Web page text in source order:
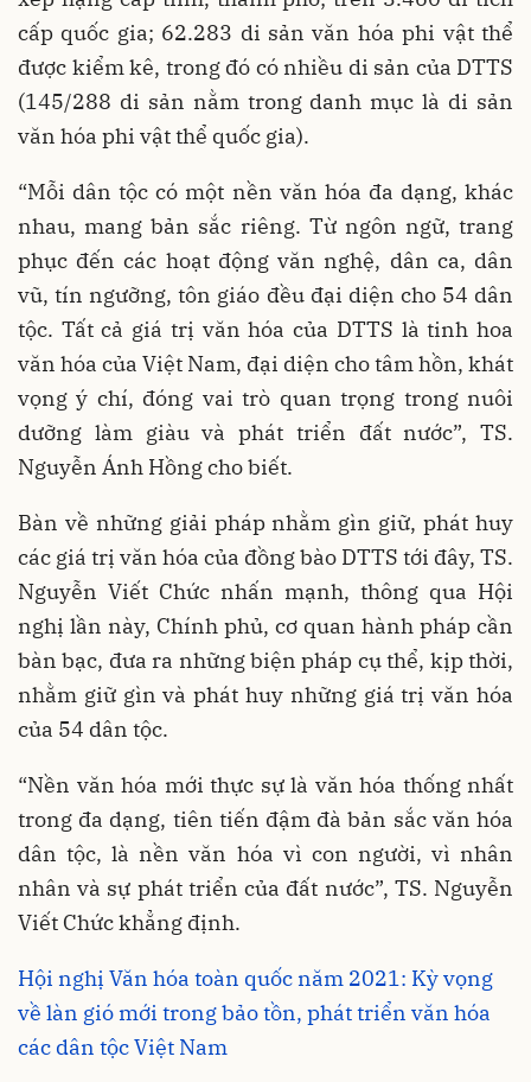
cấp quốc gia; 62.283 di sản văn hóa phi vật thể
được kiểm kê, trong đó có nhiều di sản của DTTS
(145/288 di sản nằm trong danh mục là di sản
văn hóa phi vật thể quốc gia).
“Mỗi dân tộc có một nền văn hóa đa dạng, khác
nhau, mang bản sắc riêng. Từ ngôn ngữ, trang
phục đến các hoạt động văn nghệ, dân ca, dân
vũ, tín ngưỡng, tôn giáo đều đại diện cho 54 dân
tộc. Tất cả giá trị văn hóa của DTTS là tinh hoa
văn hóa của Việt Nam, đại diện cho tâm hồn, khát
vọng ý chí, đóng vai trò quan trọng trong nuôi
dưỡng làm giàu và phát triển đất nước”, TS.
Nguyễn Ánh Hồng cho biết.
Bàn về những giải pháp nhằm gìn giữ, phát huy
các giá trị văn hóa của đồng bào DTTS tới đây, TS.
Nguyễn Viết Chức nhấn mạnh, thông qua Hội
nghị lần này, Chính phủ, cơ quan hành pháp cần
bàn bạc, đưa ra những biện pháp cụ thể, kịp thời,
nhằm giữ gìn và phát huy những giá trị văn hóa
của 54 dân tộc.
“Nền văn hóa mới thực sự là văn hóa thống nhất
trong đa dạng, tiên tiến đậm đà bản sắc văn hóa
dân tộc, là nền văn hóa vì con người, vì nhân
nhân và sự phát triển của đất nước”, TS. Nguyễn
Viết Chức khẳng định.
Hội nghị Văn hóa toàn quốc năm 2021: Kỳ vọng
về làn gió mới trong bảo tồn, phát triển văn hóa
các dân tộc Việt Nam